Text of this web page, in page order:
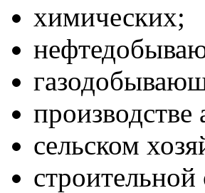
химических;
сельском
строительной